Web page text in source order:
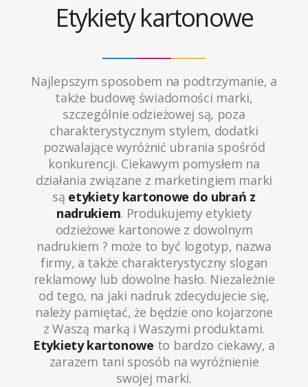
Etykiety kartonowe
Najlepszym sposobem na podtrzymanie, a
także budowę świadomości marki,
szczególnie odzieżowej są, poza
charakterystycznym stylem, dodatki
pozwalające wyróżnić ubrania spośród
konkurencji. Ciekawym pomysłem na
działania związane z marketingiem marki
są etykiety kartonowe do ubrań z
nadrukiem. Produkujemy etykiety
odzieżowe kartonowe z dowolnym
nadrukiem ? może to być logotyp, nazwa
firmy, a także charakterystyczny slogan
reklamowy lub dowolne hasło. Niezależnie
od tego, na jaki nadruk zdecydujecie się,
należy pamiętać, że będzie ono kojarzone
z Waszą marką i Waszymi produktami.
Etykiety kartonowe to bardzo ciekawy, a
zarazem tani sposób na wyróżnienie
swojej marki.